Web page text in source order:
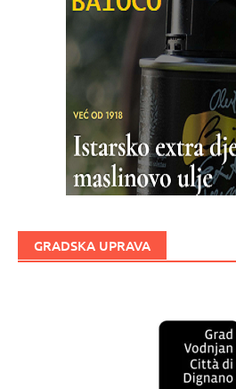
GRADSKA UPRAVA